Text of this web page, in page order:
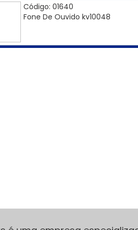
Código: 01640
Fone De Ouvido kv10048